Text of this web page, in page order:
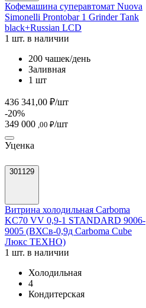
Кофемашина суперавтомат Nuova
Simonelli Prontobar 1 Grinder Tank
black+Russian LCD
1 шт. в наличии
200 чашек/день
Заливная
1 шт
436 341,00 ₽/шт
-20%
349 000 ,00 ₽/шт
Уценка
301129
Витрина холодильная Carboma
KC70 VV 0,9-1 STANDARD 9006-
9005 (ВХСв-0,9д Carboma Сube
Люкс ТЕХНО)
1 шт. в наличии
Холодильная
4
Кондитерская